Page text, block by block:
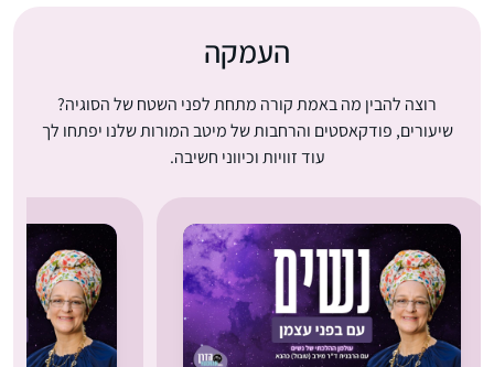
העמקה
רוצה להבין מה באמת קורה מתחת לפני השטח של הסוגיה?
שיעורים, פודקאסטים והרחבות של מיטב המורות שלנו יפתחו לך
עוד זוויות וכיווני חשיבה.